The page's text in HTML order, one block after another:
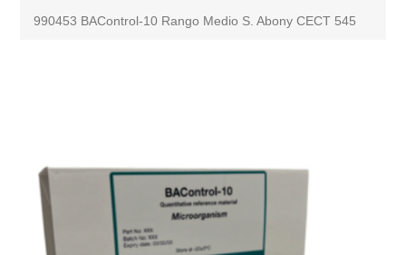
990453 BAControl-10 Rango Medio S. Abony CECT 545